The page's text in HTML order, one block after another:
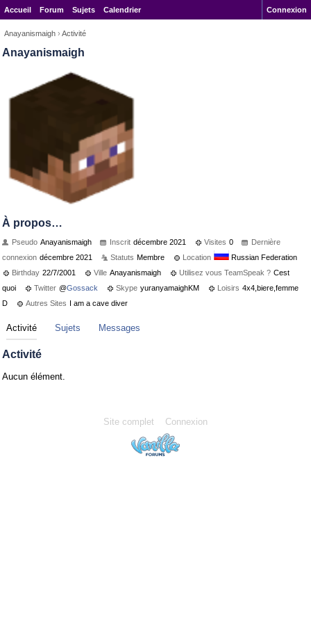
Accueil Forum Sujets Calendrier Connexion
Anayanismaigh › Activité
Anayanismaigh
À propos…
Pseudo Anayanismaigh Inscrit décembre 2021 Visites 0
Dernière
connexion décembre 2021 Statuts Membre Location
Russian Federation
Birthday 22/7/2001 Ville Anayanismaigh Utilisez vous TeamSpeak ? Cest
quoi
Twitter @Gossack Skype yuranyamaighKM Loisirs 4x4,biere,femme
D
Autres Sites I am a cave diver
Activité Sujets Messages
Activité
Aucun élément.
Site complet Connexion